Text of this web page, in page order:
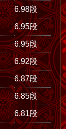
6.98段
6.95段
6.95段
6.92段
6.87段
6.85段
6.81段